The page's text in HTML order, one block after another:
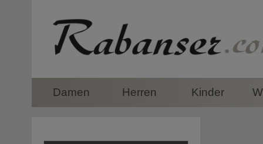
Damen Herren Kinder